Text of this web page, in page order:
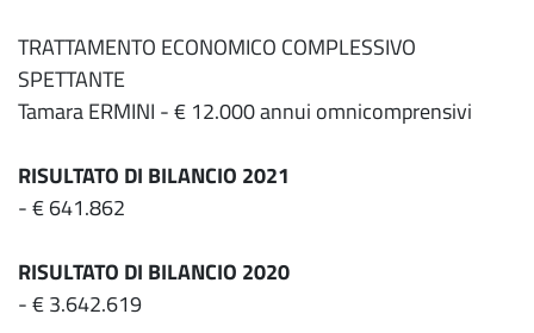
TRATTAMENTO ECONOMICO COMPLESSIVO
SPETTANTE
Tamara ERMINI - € 12.000 annui omnicomprensivi
RISULTATO DI BILANCIO 2021
- € 641.862
RISULTATO DI BILANCIO 2020
- € 3.642.619